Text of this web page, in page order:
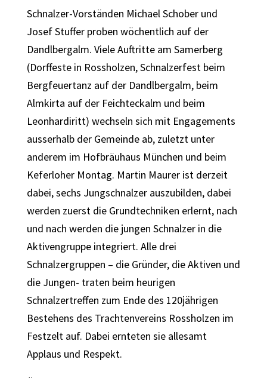
Schnalzer-Vorständen Michael Schober und
Josef Stuffer proben wöchentlich auf der
Dandlbergalm. Viele Auftritte am Samerberg
(Dorffeste in Rossholzen, Schnalzerfest beim
Bergfeuertanz auf der Dandlbergalm, beim
Almkirta auf der Feichteckalm und beim
Leonhardiritt) wechseln sich mit Engagements
ausserhalb der Gemeinde ab, zuletzt unter
anderem im Hofbräuhaus München und beim
Keferloher Montag. Martin Maurer ist derzeit
dabei, sechs Jungschnalzer auszubilden, dabei
werden zuerst die Grundtechniken erlernt, nach
und nach werden die jungen Schnalzer in die
Aktivengruppe integriert. Alle drei
Schnalzergruppen – die Gründer, die Aktiven und
die Jungen- traten beim heurigen
Schnalzertreffen zum Ende des 120jährigen
Bestehens des Trachtenvereins Rossholzen im
Festzelt auf. Dabei ernteten sie allesamt
Applaus und Respekt.